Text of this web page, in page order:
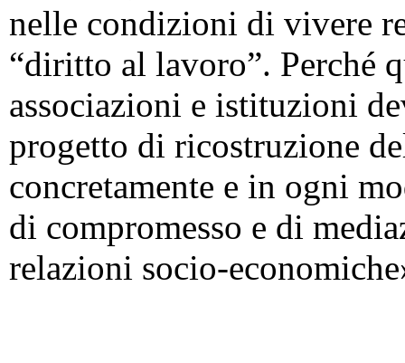
nelle condizioni di vivere
“diritto al lavoro”. Perché
associazioni e istituzioni
progetto di ricostruzione
concretamente e in ogni
di compromesso e di
relazioni socio-